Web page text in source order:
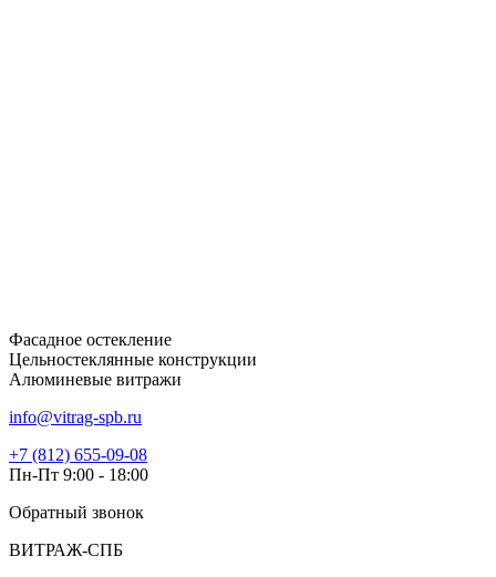
Фасадное остекление
Цельностеклянные конструкции
Алюминевые витражи
info@vitrag-spb.ru
+7 (812) 655-09-08
Пн-Пт 9:00 - 18:00
Обратный звонок
ВИТРАЖ-СПБ